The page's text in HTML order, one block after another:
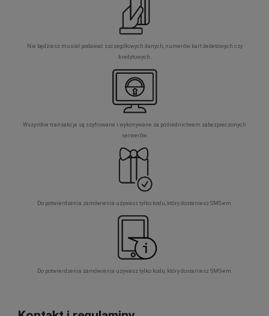
Nie będziesz musiał podawać szczegółowych danych, numerów kart debetowych czy
kredytowych.
Wszystkie transakcje są szyfrowane i wykonywane za pośrednictwem zabezpieczonych
serwerów.
Do potwierdzenia zamówienia używasz tylko kodu, który dostaniesz SMS-em.
Do potwierdzenia zamówienia używasz tylko kodu, który dostaniesz SMS-em.